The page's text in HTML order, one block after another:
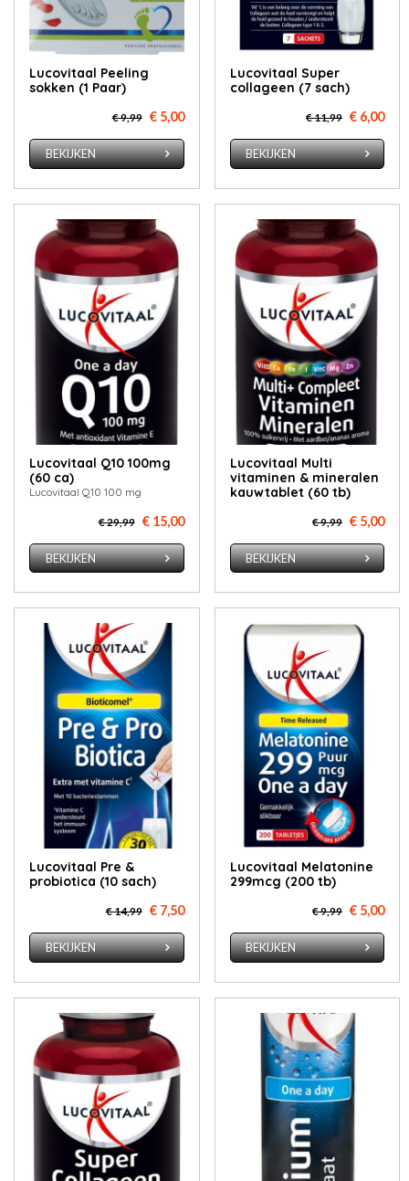
Lucovitaal Peeling
sokken (1 Paar)
€ 9,99 € 5,00
BEKIJKEN
Lucovitaal Super
collageen (7 sach)
€ 11,99 € 6,00
BEKIJKEN
Lucovitaal Q10 100mg
(60 ca)
Lucovitaal Q10 100 mg
€ 29,99 € 15,00
BEKIJKEN
Lucovitaal Multi
vitaminen & mineralen
kauwtablet (60 tb)
€ 9,99 € 5,00
BEKIJKEN
Lucovitaal Pre &
probiotica (10 sach)
€ 14,99 € 7,50
BEKIJKEN
Lucovitaal Melatonine
299mcg (200 tb)
€ 9,99 € 5,00
BEKIJKEN